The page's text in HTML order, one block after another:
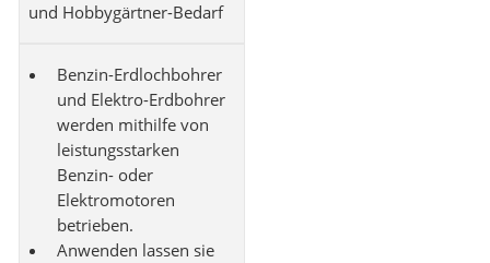
und Hobbygärtner-Bedarf
Benzin-Erdlochbohrer
und Elektro-Erdbohrer
werden mithilfe von
leistungsstarken
Benzin- oder
Elektromotoren
betrieben.
Anwenden lassen sie